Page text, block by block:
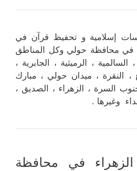
إسلامية و تحفيظ قرآن في
في محافظة حولي وكل المناطق
، الرميثية ، الجابرية ،
النقرة ، ميدان حولي ، مبارك
السرة ، الزهراء ، الصديق ،
وغيرها .
في محافظة